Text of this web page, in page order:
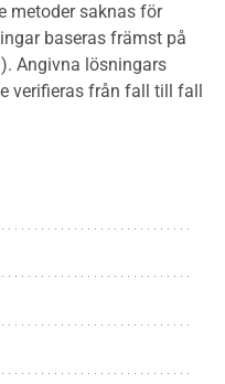
metoder saknas för
baseras främst på
Angivna lösningars
verifieras från fall till fall